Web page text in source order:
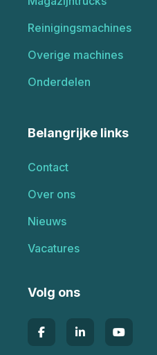
Reinigingsmachines
Overige machines
Onderdelen
Belangrijke links
Contact
Over ons
Nieuws
Vacatures
Volg ons